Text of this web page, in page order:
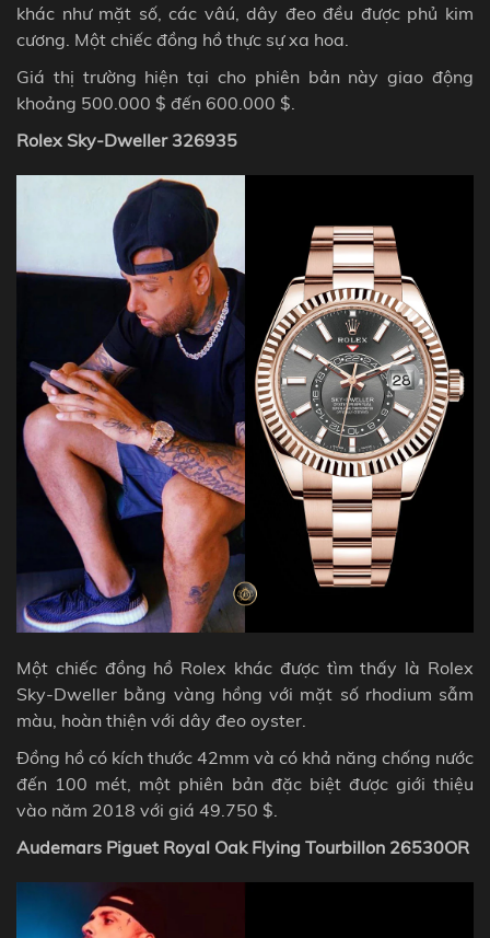
khác như mặt số, các vâú, dây đeo đều được phủ kim
cương. Một chiếc đồng hồ thực sự xa hoa.
Giá thị trường hiện tại cho phiên bản này giao động
khoảng 500.000 $ đến 600.000 $.
Rolex Sky-Dweller 326935
Một chiếc đồng hồ Rolex khác được tìm thấy là Rolex
Sky-Dweller bằng vàng hồng với mặt số rhodium sẫm
màu, hoàn thiện với dây đeo oyster.
Đồng hồ có kích thước 42mm và có khả năng chống nước
đến 100 mét, một phiên bản đặc biệt được giới thiệu
vào năm 2018 với giá 49.750 $.
Audemars Piguet Royal Oak Flying Tourbillon 26530OR